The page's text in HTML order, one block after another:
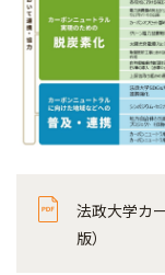
法政大学カ
版）